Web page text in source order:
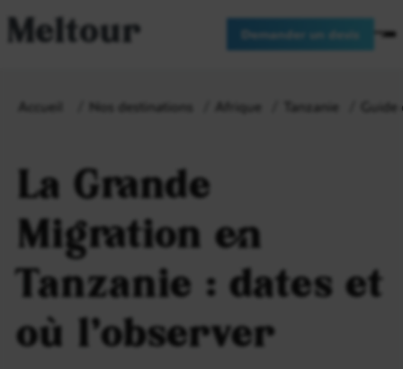
Meltour Demander un devis
Accueil Nos destinations Afrique Tanzanie
La Grande
Migration en
Tanzanie : dates et
où l’observer